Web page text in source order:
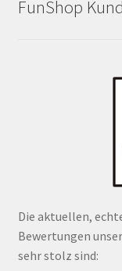
FunShop
Die aktuellen,
Bewertungen
sehr stolz sind: